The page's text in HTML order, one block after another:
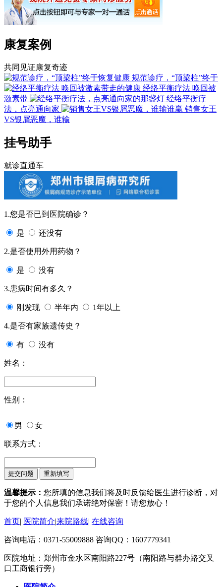
康复案例
共同见证康复奇迹
规范诊疗，“顶梁柱”终于
经络平衡疗法 唤回被
激素带
经络平衡疗
法，点亮通向家
销售女王
VS银屑恶魔，谁输
挂号助手
就诊直通车
1.您是否已到医院确诊？
是 还没有
2.是否使用外用药物？
是 没有
3.患病时间有多久？
刚发现 半年内 1年以上
4.是否有家族遗传史？
有 没有
姓名：
性别：
男 女
联系方式：
温馨提示： 您所填的信息我们将及时反馈给医生进行诊断，对
于您的个人信息我们承诺绝对保密！请您放心！
首页| 医院简介|来院路线| 在线咨询
咨询电话：0371-55009888 咨询QQ：1607779341
医院地址：郑州市金水区南阳路227号（南阳路与群办路交叉
口工商银行旁）